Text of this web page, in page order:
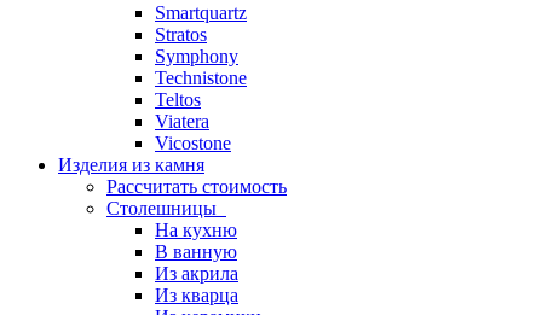
Smartquartz
Stratos
Symphony
Technistone
Teltos
Viatera
Vicostone
Изделия из камня
Рассчитать стоимость
Столешницы
На кухню
В ванную
Из акрила
Из кварца